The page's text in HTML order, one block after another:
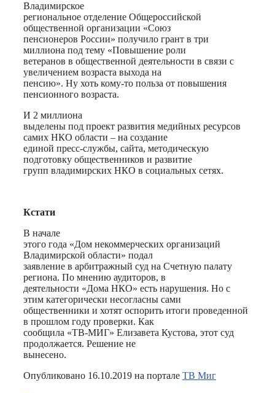
Владимирское
региональное отделение Общероссийской
общественной организации «Союз
пенсионеров России» получило грант в три
миллиона под тему «Повышение роли
ветеранов в общественной деятельности в связи с
увеличением возраста выхода на
пенсию». Ну хоть кому-то польза от повышения
пенсионного возраста.
И 2 миллиона
выделены под проект развития медийных ресурсов
самих НКО области – на создание
единой пресс-службы, сайта, методическую
подготовку общественников и развитие
групп владимирских НКО в социальных сетях.
Кстати
В начале
этого года «Дом некоммерческих организаций
Владимирской области» подал
заявление в арбитражный суд на Счетную палату
региона. По мнению аудиторов, в
деятельности «Дома НКО» есть нарушения. Но с
этим категорически несогласны сами
общественники и хотят оспорить итоги проведенной
в прошлом году проверки. Как
сообщила «ТВ-МИГ» Елизавета Кустова, этот суд
продолжается. Решение не
вынесено.
Опубликовано 16.10.2019 на портале ТВ Миг